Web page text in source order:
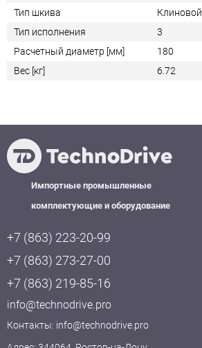
Тип шкива
Клиновой
Тип исполнения
3
Расчетный диаметр [мм]
180
Вес [кг]
6.72
Импортные промышленные
комплектующие и оборудование
+7 (863) 223-20-99
+7 (863) 273-27-00
+7 (863) 219-85-16
info@technodrive.pro
Контакты: info@technodrive.pro